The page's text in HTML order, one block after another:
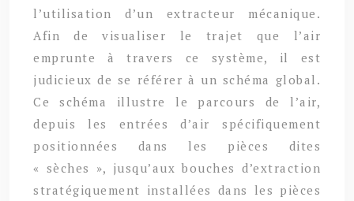
l’utilisation d’un extracteur mécanique.
Afin de visualiser le trajet que l’air
emprunte à travers ce système, il est
judicieux de se référer à un schéma global.
Ce schéma illustre le parcours de l’air,
depuis les entrées d’air spécifiquement
positionnées dans les pièces dites
« sèches », jusqu’aux bouches d’extraction
stratégiquement installées dans les pièces